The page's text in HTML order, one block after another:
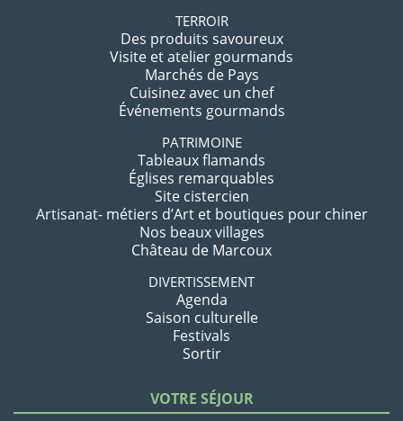
TERROIR
Des produits savoureux
Visite et atelier gourmands
Marchés de Pays
Cuisinez avec un chef
Événements gourmands
PATRIMOINE
Tableaux flamands
Églises remarquables
Site cistercien
Artisanat- métiers d’Art et boutiques pour chiner
Nos beaux villages
Château de Marcoux
DIVERTISSEMENT
Agenda
Saison culturelle
Festivals
Sortir
VOTRE SÉJOUR